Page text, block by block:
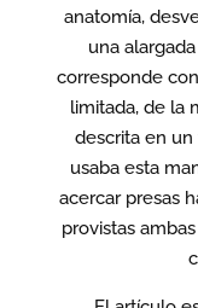
anatomía,
una
corresponde
limitada, de la
descrita en
usaba esta
acercar presas
provistas